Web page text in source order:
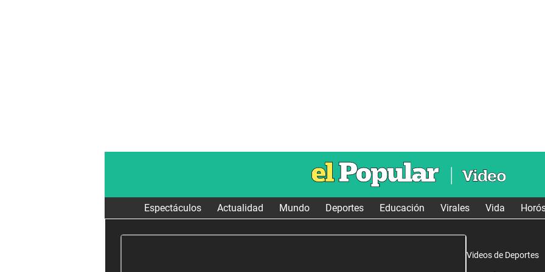
Espectáculos Actualidad Mundo Deportes Educación Virales Vida
Videos de Deportes